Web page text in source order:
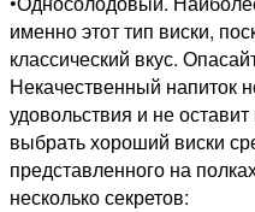
именно этот тип виски,
классический вкус.
Некачественный напиток
удовольствия и не
выбрать хороший виски
представленного на
несколько секретов: